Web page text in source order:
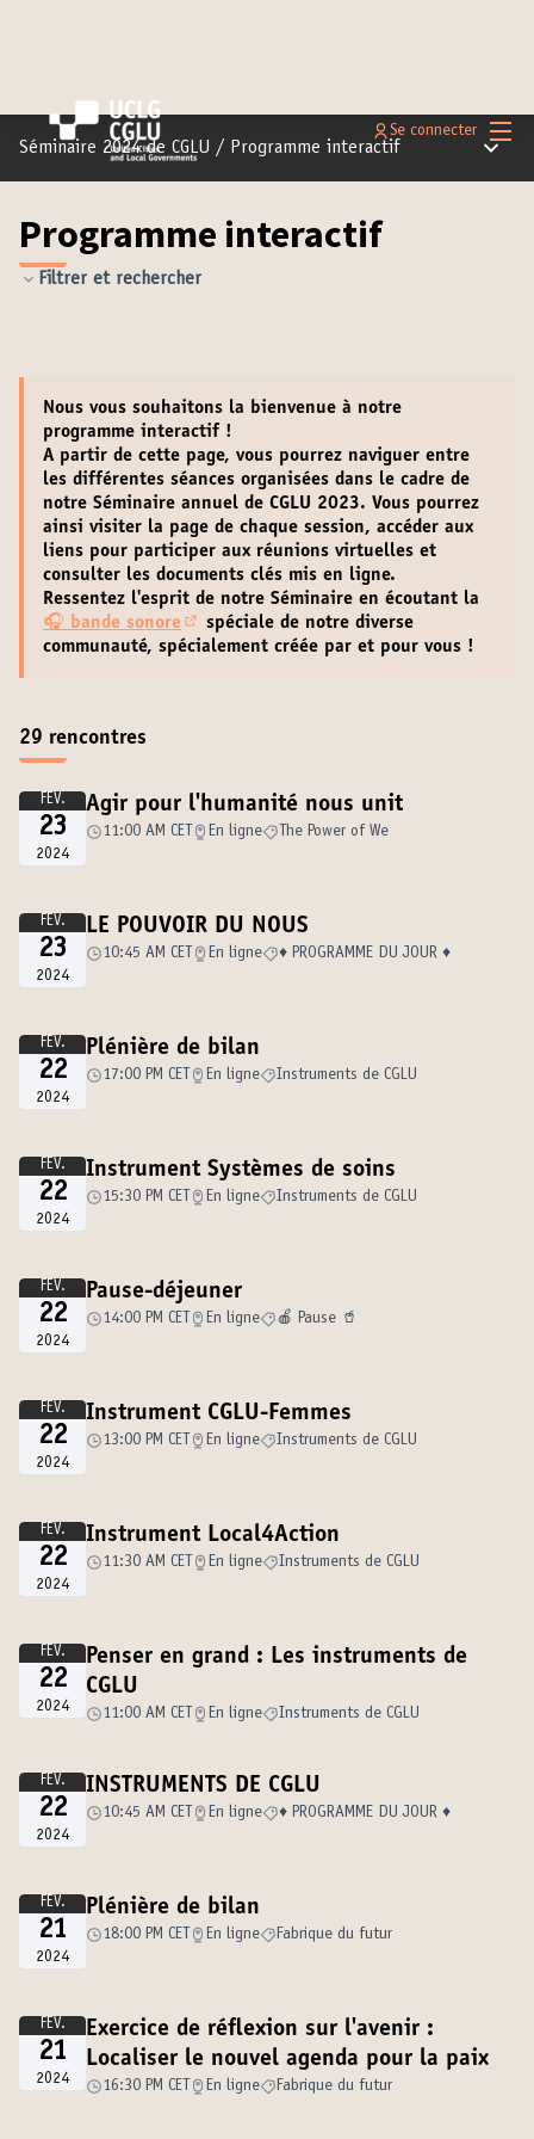
Se connecter
Séminaire 2024 de CGLU / Programme interactif Menu
Programme interactif
Filtrer et rechercher
Nous vous souhaitons la bienvenue à notre
programme interactif !
A partir de cette page, vous pourrez naviguer entre
les différentes séances organisées dans le cadre de
notre Séminaire annuel de CGLU 2023. Vous pourrez
ainsi visiter la page de chaque session, accéder aux
liens pour participer aux réunions virtuelles et
consulter les documents clés mis en ligne.
Ressentez l'esprit de notre Séminaire en écoutant la
🎧 bande sonore
(Lien externe)
spéciale de notre diverse
communauté, spécialement créée par et pour vous !
29 rencontres
FÉV.
23
2024
Agir pour l'humanité nous unit
11:00 AM CET En ligne The Power of We
FÉV.
23
2024
LE POUVOIR DU NOUS
10:45 AM CET En ligne ♦️ PROGRAMME DU JOUR ♦️
FÉV.
22
2024
Plénière de bilan
17:00 PM CET En ligne Instruments de CGLU
FÉV.
22
2024
Instrument Systèmes de soins
15:30 PM CET En ligne Instruments de CGLU
FÉV.
22
2024
Pause-déjeuner
14:00 PM CET En ligne 🍎 Pause 🥤
FÉV.
22
2024
Instrument CGLU-Femmes
13:00 PM CET En ligne Instruments de CGLU
FÉV.
22
2024
Instrument Local4Action
11:30 AM CET En ligne Instruments de CGLU
FÉV.
22
2024
Penser en grand : Les instruments de
CGLU
11:00 AM CET En ligne Instruments de CGLU
FÉV.
22
2024
INSTRUMENTS DE CGLU
10:45 AM CET En ligne ♦️ PROGRAMME DU JOUR ♦️
FÉV.
21
2024
Plénière de bilan
18:00 PM CET En ligne Fabrique du futur
FÉV.
21
2024
Exercice de réflexion sur l'avenir :
Localiser le nouvel agenda pour la paix
16:30 PM CET En ligne Fabrique du futur